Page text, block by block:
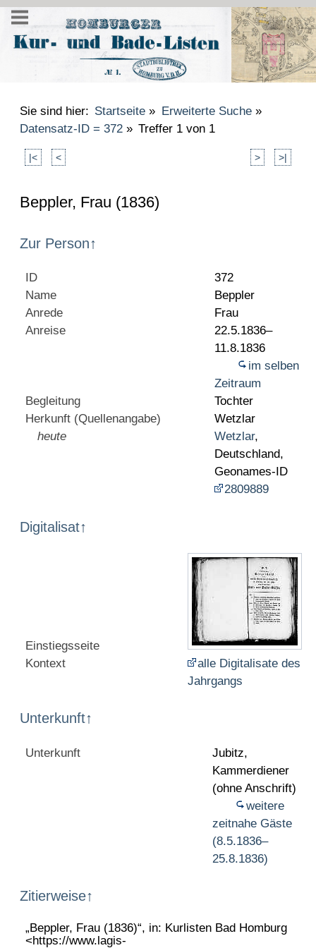
Sie sind hier: Startseite » Erweiterte Suche»
Datensatz-ID = 372 » Treffer 1 von 1
|< < > >|
Beppler, Frau (1836)
Zur Person↑
ID
372
Name
Beppler
Anrede
Frau
Anreise
22.5.1836–
11.8.1836
im selben
Zeitraum
Begleitung
Tochter
Herkunft (Quellenangabe)
Wetzlar
heute
Wetzlar,
Deutschland,
Geonames-ID
2809889
Digitalisat↑
Einstiegsseite
Kontext
alle Digitalisate des
Jahrgangs
Unterkunft↑
Unterkunft
Jubitz,
Kammerdiener
(ohne Anschrift)
weitere
zeitnahe Gäste
(8.5.1836–
25.8.1836)
Zitierweise↑
„Beppler, Frau (1836)“, in: Kurlisten Bad Homburg
<https://www.lagis-